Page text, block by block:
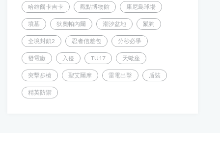
哈維爾卡吉卡 觀點博物館 康尼島球場
墳墓 狄奧帕內爾 潮汐盆地 鬣狗
全境封鎖2 忍者信差包 分秒必爭
發電廠 入侵 TU17 天蠍座
突擊步槍 聖艾爾摩 雷電出擊 盾裝
精英防禦